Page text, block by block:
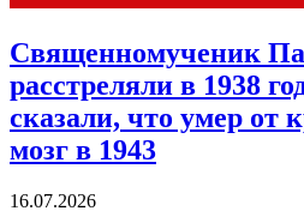
Священномученик
расстреляли в 1938
сказали, что умер от
мозг в 1943
16.07.2026